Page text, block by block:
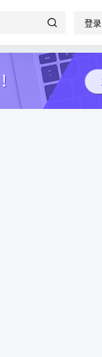
登录